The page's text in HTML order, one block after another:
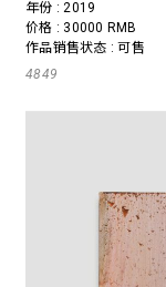
年份 : 2019
价格 : 30000 RMB
作品销售状态 : 可售
4849